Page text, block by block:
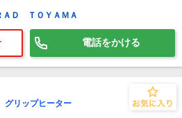
ＡＤ ＴＯＹＡＭＡ
電話をかける
リップヒーター